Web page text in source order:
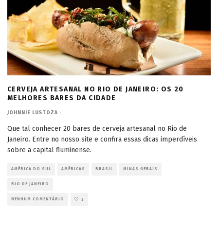
CERVEJA ARTESANAL NO RIO DE JANEIRO: OS 20
MELHORES BARES DA CIDADE
JOHNNIE LUSTOZA ·
Que tal conhecer 20 bares de cerveja artesanal no Rio de
Janeiro. Entre no nosso site e confira essas dicas imperdíveis
sobre a capital fluminense.
AMÉRICA DO SUL AMÉRICAS BRASIL MINAS GERAIS
RIO DE JANEIRO
NENHUM COMENTÁRIO 2